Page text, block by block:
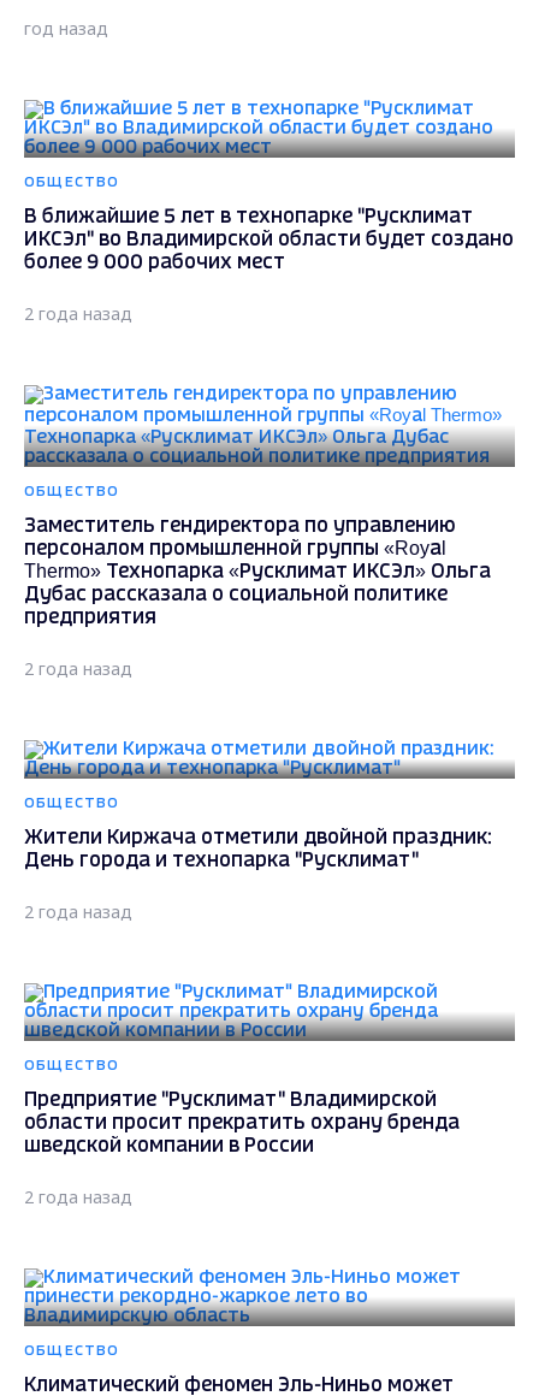
год назад
ОБЩЕСТВО
В ближайшие 5 лет в технопарке "Русклимат
ИКСЭл" во Владимирской области будет создано
более 9 000 рабочих мест
2 года назад
ОБЩЕСТВО
Заместитель гендиректора по управлению
персоналом промышленной группы «Royаl
Thermo» Технопарка «Русклимат ИКСЭл» Ольга
Дубас рассказала о социальной политике
предприятия
2 года назад
ОБЩЕСТВО
Жители Киржача отметили двойной праздник:
День города и технопарка "Русклимат"
2 года назад
ОБЩЕСТВО
Предприятие "Русклимат" Владимирской
области просит прекратить охрану бренда
шведской компании в России
2 года назад
ОБЩЕСТВО
Климатический феномен Эль-Ниньо может